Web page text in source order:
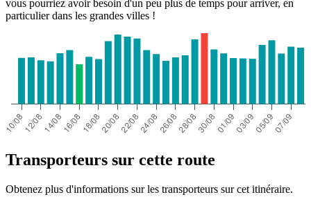
vous pourriez avoir besoin d'un peu plus de temps pour arriver, en
particulier dans les grandes villes !
Transporteurs sur cette route
Obtenez plus d'informations sur les transporteurs sur cet itinéraire.